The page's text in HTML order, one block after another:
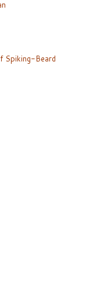
Spiking-Beard